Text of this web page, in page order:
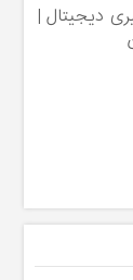
دیجیتال |